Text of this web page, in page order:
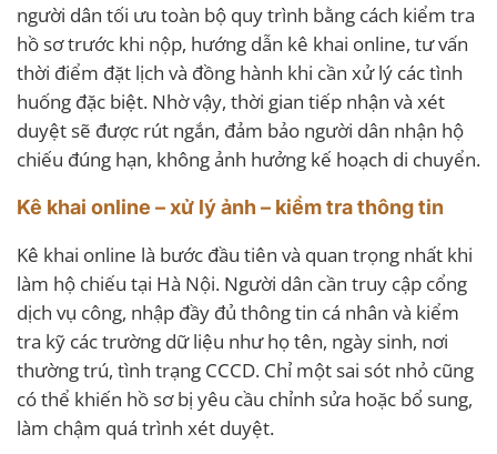
người dân tối ưu toàn bộ quy trình bằng cách kiểm tra
hồ sơ trước khi nộp, hướng dẫn kê khai online, tư vấn
thời điểm đặt lịch và đồng hành khi cần xử lý các tình
huống đặc biệt. Nhờ vậy, thời gian tiếp nhận và xét
duyệt sẽ được rút ngắn, đảm bảo người dân nhận hộ
chiếu đúng hạn, không ảnh hưởng kế hoạch di chuyển.
Kê khai online – xử lý ảnh – kiểm tra thông tin
Kê khai online là bước đầu tiên và quan trọng nhất khi
làm hộ chiếu tại Hà Nội. Người dân cần truy cập cổng
dịch vụ công, nhập đầy đủ thông tin cá nhân và kiểm
tra kỹ các trường dữ liệu như họ tên, ngày sinh, nơi
thường trú, tình trạng CCCD. Chỉ một sai sót nhỏ cũng
có thể khiến hồ sơ bị yêu cầu chỉnh sửa hoặc bổ sung,
làm chậm quá trình xét duyệt.